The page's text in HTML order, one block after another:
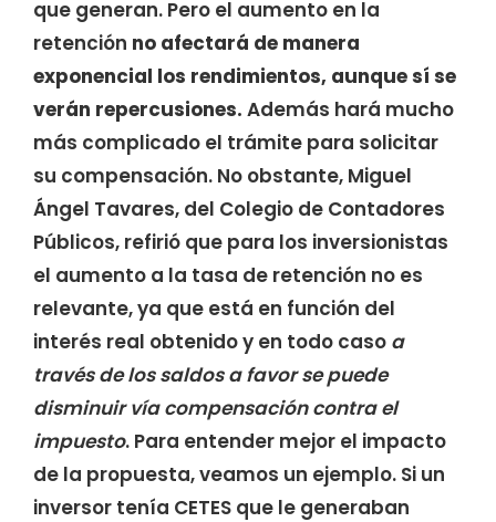
que generan. Pero el aumento en la
retención no afectará de manera
exponencial los rendimientos, aunque sí se
verán repercusiones. Además hará mucho
más complicado el trámite para solicitar
su compensación. No obstante, Miguel
Ángel Tavares, del Colegio de Contadores
Públicos, refirió que para los inversionistas
el aumento a la tasa de retención no es
relevante, ya que está en función del
interés real obtenido y en todo caso a
través de los saldos a favor se puede
disminuir vía compensación contra el
impuesto. Para entender mejor el impacto
de la propuesta, veamos un ejemplo. Si un
inversor tenía CETES que le generaban